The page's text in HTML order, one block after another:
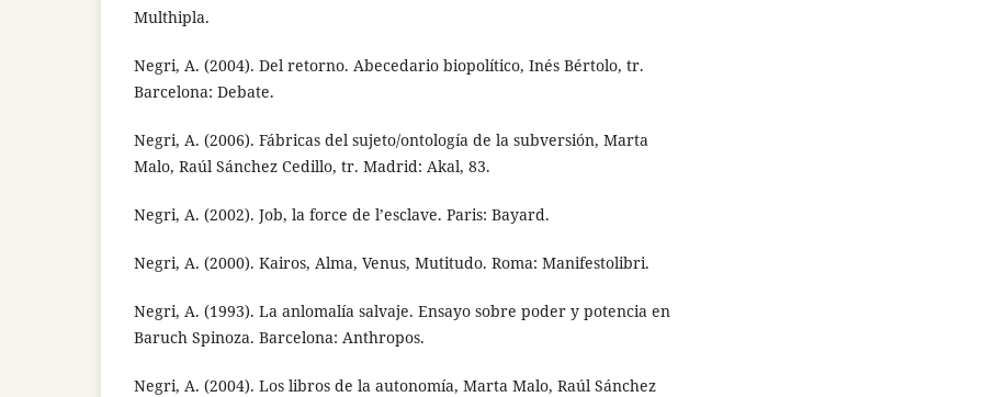
Multhipla.
Negri, A. (2004). Del retorno. Abecedario biopolítico, Inés Bértolo, tr.
Barcelona: Debate.
Negri, A. (2006). Fábricas del sujeto/ontología de la subversión, Marta
Malo, Raúl Sánchez Cedillo, tr. Madrid: Akal, 83.
Negri, A. (2002). Job, la force de l’esclave. Paris: Bayard.
Negri, A. (2000). Kairos, Alma, Venus, Mutitudo. Roma: Manifestolibri.
Negri, A. (1993). La anlomalía salvaje. Ensayo sobre poder y potencia en
Baruch Spinoza. Barcelona: Anthropos.
Negri, A. (2004). Los libros de la autonomía, Marta Malo, Raúl Sánchez